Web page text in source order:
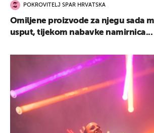
POKROVITELJ SPAR HRVATSKA
Omiljene proizvode za njegu sada
usput, tijekom nabavke namirnica...